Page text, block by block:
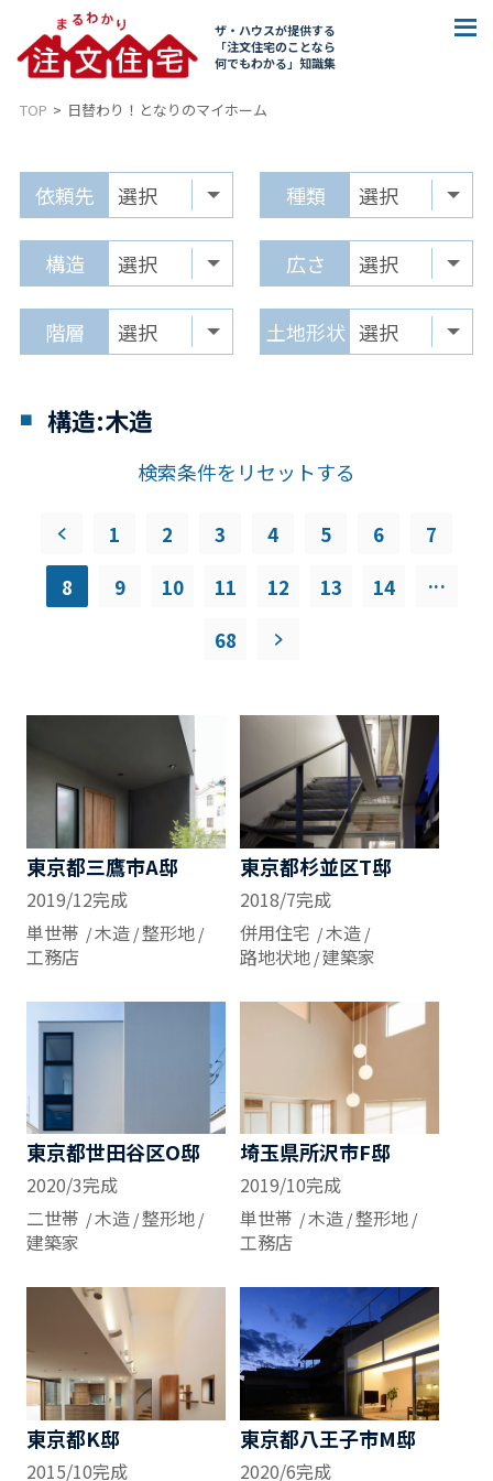
ザ・ハウスが提供する
「注文住宅のことなら
何でもわかる」知識集
TOP 日替わり！となりのマイホーム
依頼先 種類
構造 広さ
階層 土地形状
構造:木造
検索条件をリセットする
1 2 3 4 5 6
7
8
9 10 11 12 13 14 ...
68
東京都三鷹市A邸
2019/12完成
単世帯
木造 整形地
工務店
東京都杉並区T邸
2018/7完成
併用住宅
木造
路地状地 建築家
東京都世田谷区O邸
2020/3完成
二世帯
木造 整形地
建築家
埼玉県所沢市F邸
2019/10完成
単世帯
木造 整形地
工務店
東京都K邸
2015/10完成
東京都八王子市M邸
2020/6完成